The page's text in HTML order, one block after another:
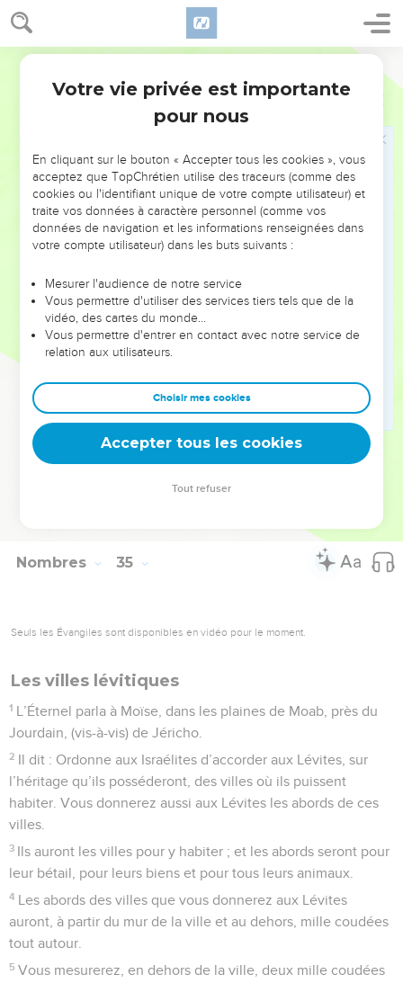
Nombres 34
19 Voici les noms de ces hommes. Pour la tribu de Juda :
Caleb, fils de Yephounné ;
pour la tribu des fils de Siméon : Samuel, fils d’Ammihoud ;
pour la tribu de Benjamin : Élidad, fils de Kislôn ;
pour la tribu des Danites : le chef Bouqqi, fils de Yogli ;
pour les descendants de Joseph, pour la tribu de
Manassé : le chef Hanniel, fils d’Éphod ;
et pour la tribu des Éphraïmites : le chef Qemouel, fils de
Chiphtân ;
pour la tribu des fils de Zabulon : le chef Élitsaphân, fils de
pour la tribu des fils d’Issacar : le chef Paltiel, fils d’Azzân ;
pour la tribu des fils d’Aser : le chef Ahihoud, fils de
Chelomi ;
d’Ammihoud.
Tels sont ceux à qui l’Éternel ordonna de partager le pays
de Canaan entre les Israélites.
© Société biblique française – Bibli’O, 1978, avec autorisation. Pour vous procurer
Nombres 35
Seuls les Évangiles sont disponibles en vidéo pour le moment.
Les villes lévitiques
1 L’Éternel parla à Moïse, dans les plaines de Moab, près du
Jourdain, (vis-à-vis) de Jéricho.
2 Il dit : Ordonne aux Israélites d’accorder aux Lévites, sur
l’héritage qu’ils posséderont, des villes où ils puissent
habiter. Vous donnerez aussi aux Lévites les abords de ces
villes.
3 Ils auront les villes pour y habiter ; et les abords seront pour
leur bétail, pour leurs biens et pour tous leurs animaux.
4 Les abords des villes que vous donnerez aux Lévites
auront, à partir du mur de la ville et au dehors, mille coudées
tout autour.
5 Vous mesurerez, en dehors de la ville, deux mille coudées
Votre vie privée est importante
pour nous
En cliquant sur le bouton « Accepter tous les cookies », vous
acceptez que TopChrétien utilise des traceurs (comme des
cookies ou l'identifiant unique de votre compte utilisateur) et
traite vos données à caractère personnel (comme vos
données de navigation et les informations renseignées dans
votre compte utilisateur) dans les buts suivants :
Mesurer l'audience de notre service
Vous permettre d'utiliser des services tiers tels que de la
vidéo, des cartes du monde…
Vous permettre d'entrer en contact avec notre service de
relation aux utilisateurs.
Choisir mes cookies
Accepter tous les cookies
Tout refuser